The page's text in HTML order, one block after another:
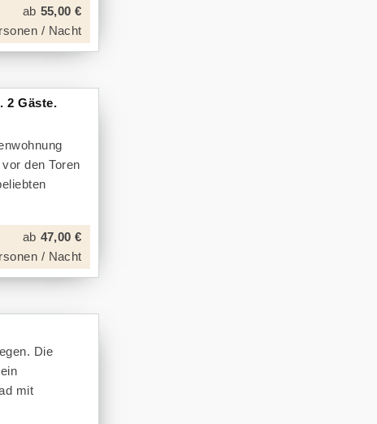
ab 55,00 €
/ Nacht
2 Gäste.
den Toren
ab 47,00 €
/ Nacht
Die
mit